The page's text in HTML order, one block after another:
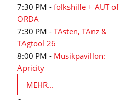
7:30 PM - folkshilfe + AUT of
ORDA
7:30 PM - TAsten, TAnz &
TAgtool 26
8:00 PM - Musikpavillon:
Apricity
MEHR...